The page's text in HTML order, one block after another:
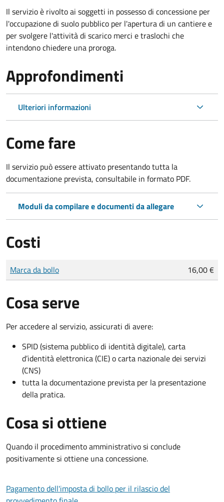
Il servizio è rivolto ai soggetti in possesso di concessione per
l'occupazione di suolo pubblico per l'apertura di un cantiere e
per svolgere l'attività di scarico merci e traslochi che
intendono chiedere una proroga.
Approfondimenti
Ulteriori informazioni
Come fare
Il servizio può essere attivato presentando tutta la
documentazione prevista, consultabile in formato PDF.
Moduli da compilare e documenti da allegare
Costi
Tipo di pagamento
Importo
Marca da bollo 16,00 €
Cosa serve
Per accedere al servizio, assicurati di avere:
SPID (sistema pubblico di identità digitale), carta
d’identità elettronica (CIE) o carta nazionale dei servizi
(CNS)
tutta la documentazione prevista per la presentazione
della pratica.
Cosa si ottiene
Quando il procedimento amministrativo si conclude
positivamente si ottiene una concessione.
Pagamento dell'imposta di bollo per il rilascio del